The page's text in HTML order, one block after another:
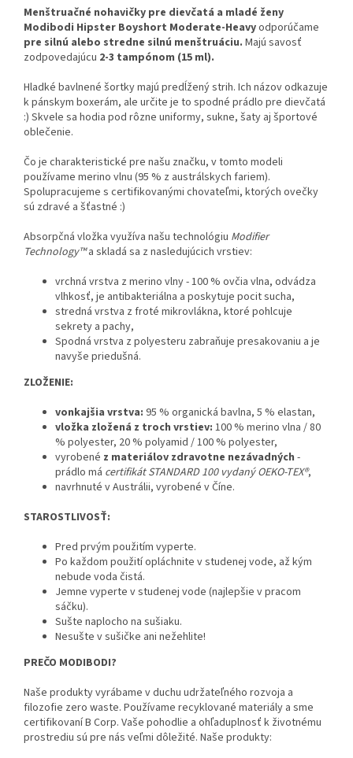
Menštruačné nohavičky pre dievčatá a mladé ženy
Modibodi Hipster Boyshort Moderate-Heavyodporúčame
pre silnú alebo stredne silnú menštruáciu. Majú savosť
zodpovedajúcu 2-3 tampónom (15 ml).
Hladké bavlnené šortky majú predĺžený strih. Ich názov odkazuje
k pánskym boxerám, ale určite je to spodné prádlo pre dievčatá
:) Skvele sa hodia pod rôzne uniformy, sukne, šaty aj športové
oblečenie.
Čo je charakteristické pre našu značku, v tomto modeli
používame merino vlnu (95 % z austrálskych fariem).
Spolupracujeme s certifikovanými chovateľmi, ktorých ovečky
sú zdravé a šťastné :)
Absorpčná vložka využíva našu technológiu Modifier
Technology™a skladá sa z nasledujúcich vrstiev:
vrchná vrstva z merino vlny - 100 % ovčia vlna, odvádza
vlhkosť, je antibakteriálna a poskytuje pocit sucha,
stredná vrstva z froté mikrovlákna, ktoré pohlcuje
sekrety a pachy,
Spodná vrstva z polyesteru zabraňuje presakovaniu a je
navyše priedušná.
ZLOŽENIE:
vonkajšia vrstva: 95 % organická bavlna, 5 % elastan,
vložka zložená z troch vrstiev: 100 % merino vlna / 80
% polyester, 20 % polyamid / 100 % polyester,
vyrobené z materiálov zdravotne nezávadných -
prádlo má certifikát STANDARD 100 vydaný OEKO-TEX®,
navrhnuté v Austrálii, vyrobené v Číne.
STAROSTLIVOSŤ:
Pred prvým použitím vyperte.
Po každom použití opláchnite v studenej vode, až kým
nebude voda čistá.
Jemne vyperte v studenej vode (najlepšie v pracom
sáčku).
Sušte naplocho na sušiaku.
Nesušte v sušičke ani nežehlite!
PREČO MODIBODI?
Naše produkty vyrábame v duchu udržateľného rozvoja a
filozofie zero waste. Používame recyklované materiály a sme
certifikovaní B Corp. Vaše pohodlie a ohľaduplnosť k životnému
prostrediu sú pre nás veľmi dôležité. Naše produkty: